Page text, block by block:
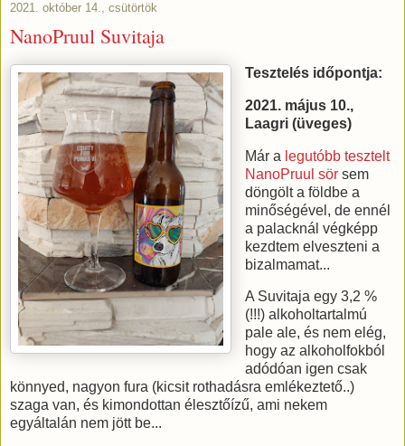
2021. október 14., csütörtök
NanoPruul Suvitaja
Tesztelés időpontja:
2021. május 10.,
Laagri (üveges)
Már a legutóbb tesztelt
NanoPruul sörsem
döngölt a földbe a
minőségével, de ennél
a palacknál végképp
kezdtem elveszteni a
bizalmamat...
A Suvitaja egy 3,2 %
(!!!) alkoholtartalmú
pale ale, és nem elég,
hogy az alkoholfokból
adódóan igen csak
könnyed, nagyon fura (kicsit rothadásra emlékeztető..)
szaga van, és kimondottan élesztőízű, ami nekem
egyáltalán nem jött be...